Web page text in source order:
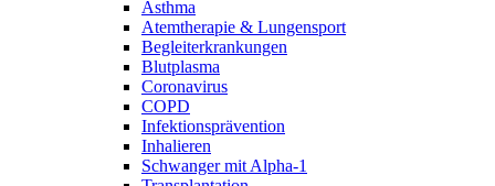
Asthma
Atemtherapie & Lungensport
Begleiterkrankungen
Blutplasma
Coronavirus
COPD
Infektionsprävention
Inhalieren
Schwanger mit Alpha-1